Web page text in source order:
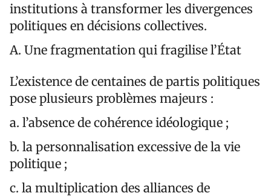
institutions à transformer les divergences
politiques en décisions collectives.
A. Une fragmentation qui fragilise l’État
L’existence de centaines de partis politiques
pose plusieurs problèmes majeurs :
a. l’absence de cohérence idéologique ;
b. la personnalisation excessive de la vie
politique ;
c. la multiplication des alliances de